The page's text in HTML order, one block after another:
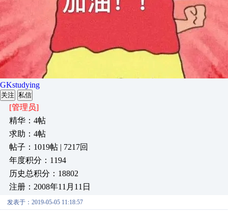
GKstudying
关注 私信
[管理员]
精华：4帖
求助：4帖
帖子：1019帖 | 7217回
年度积分：1194
历史总积分：18802
注册：2008年11月11日
发表于：2019-05-05 11:18:57